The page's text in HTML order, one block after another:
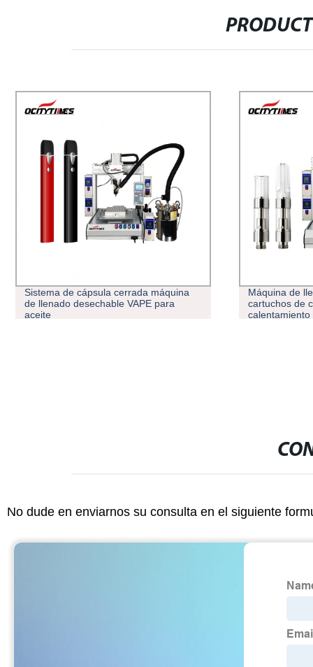
Máquina de llenado automático de
cartuchos de cera de sobremesa con
calentamiento de líquidos
Japón/
desechable
VAPE 510
No dude en enviarnos su consulta en el siguiente